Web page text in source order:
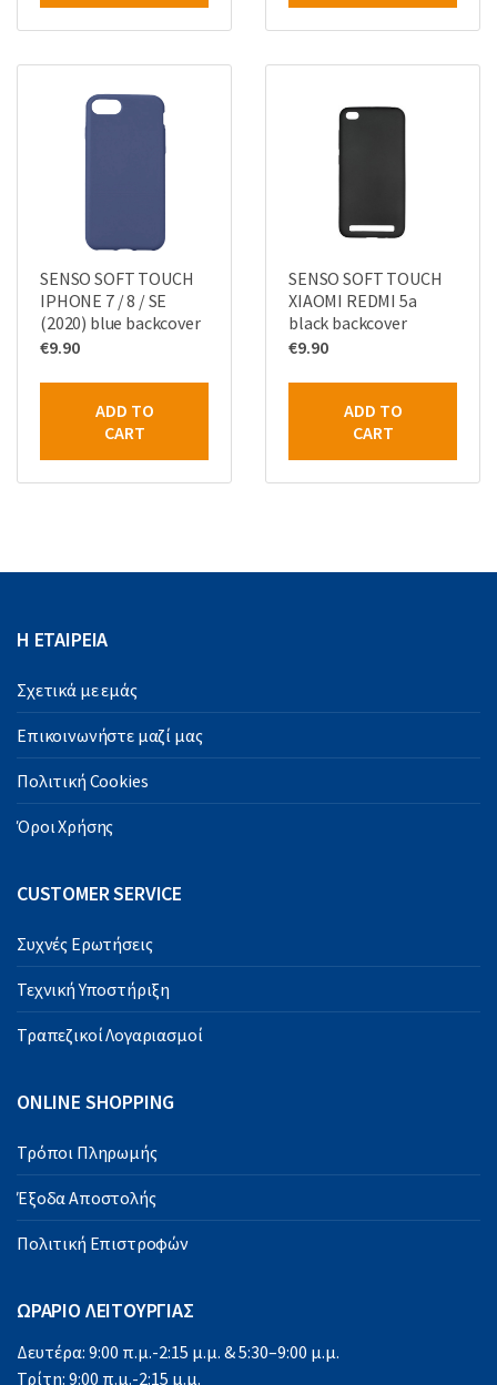
SENSO SOFT TOUCH
IPHONE 7 / 8 / SE
(2020) blue backcover
€9.90
ADD TO
CART
SENSO SOFT TOUCH
XIAOMI REDMI 5a
black backcover
€9.90
ADD TO
CART
Η ΕΤΑΙΡΕΙΑ
Σχετικά με εμάς
Επικοινωνήστε μαζί μας
Πολιτική Cookies
Όροι Χρήσης
CUSTOMER SERVICE
Συχνές Ερωτήσεις
Τεχνική Υποστήριξη
Τραπεζικοί Λογαριασμοί
ONLINE SHOPPING
Τρόποι Πληρωμής
Έξοδα Αποστολής
Πολιτική Επιστροφών
ΩΡΑΡΙΟ ΛΕΙΤΟΥΡΓΙΑΣ
Δευτέρα: 9:00 π.μ.-2:15 μ.μ. & 5:30–9:00 μ.μ.
Τρίτη: 9:00 π.μ.-2:15 μ.μ.